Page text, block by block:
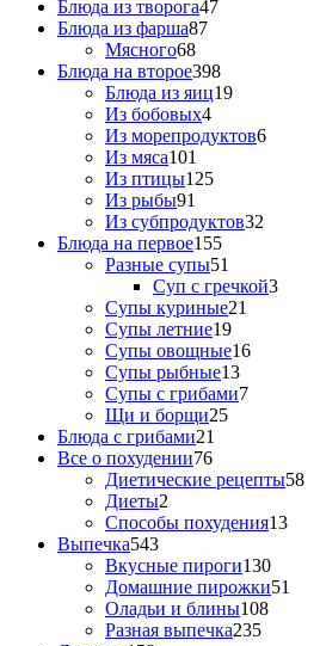
Блюда из творога47
Блюда из фарша87
Мясного68
Блюда на второе398
Блюда из яиц19
Из бобовых4
Из морепродуктов6
Из мяса101
Из птицы125
Из рыбы91
Из субпродуктов32
Блюда на первое155
Разные супы51
Суп с гречкой3
Супы куриные21
Супы летние19
Супы овощные16
Супы рыбные13
Супы с грибами7
Щи и борщи25
Блюда с грибами21
Все о похудении76
Диетические рецепты58
Диеты2
Способы похудения13
Выпечка543
Вкусные пироги130
Домашние пирожки51
Оладьи и блины108
Разная выпечка235